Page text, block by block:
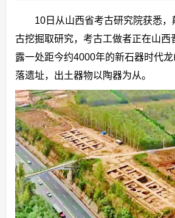
10日从山西省考古研究院获悉，
古挖掘取研究，考古工做者正在山西
露一处距今约4000年的新石器时代
落遗址，出土器物以陶器为从。